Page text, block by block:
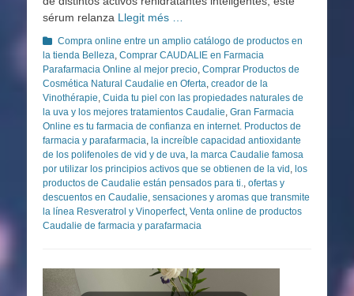
sérum relanza Llegit més …
Categorías
Compra online entre un amplio catálogo de productos en
la tienda Belleza, Comprar CAUDALIE en Farmacia
Parafarmacia Online al mejor precio, Comprar Productos de
Cosmética Natural Caudalie en Oferta, creador de la
Vinothérapie, Cuida tu piel con las propiedades naturales de
la uva y los mejores tratamientos Caudalie, Gran Farmacia
Online es tu farmacia de confianza en internet. Productos de
farmacia y parafarmacia, la increíble capacidad antioxidante
de los polifenoles de vid y de uva, la marca Caudalie famosa
por utilizar los principios activos que se obtienen de la vid , los
productos de Caudalie están pensados para ti., ofertas y
descuentos en Caudalie, sensaciones y aromas que transmite
la línea Resveratrol y Vinoperfect, Venta online de productos
Caudalie de farmacia y parafarmacia